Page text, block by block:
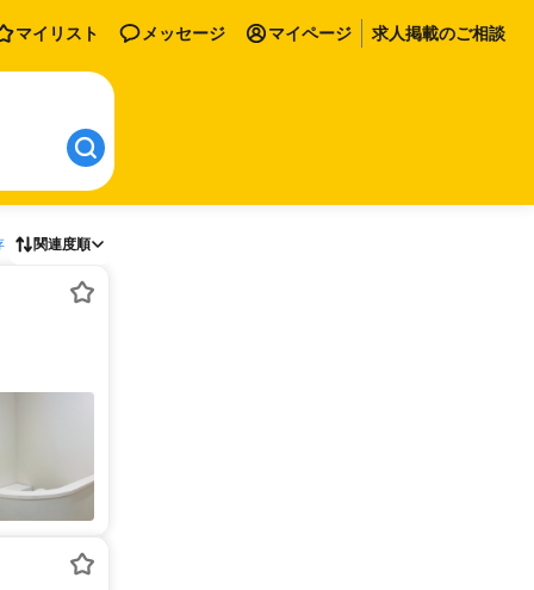
マイリスト メッセージ マイページ 求人掲載のご相談
関連度順